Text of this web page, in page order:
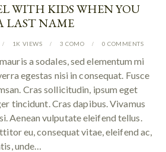
WITH KIDS WHEN YOU
LAST NAME
1K VIEWS 3 COMO 0 COMMENTS
a sodales, sed elementum mi
egestas nisi in consequat. Fusce
Cras sollicitudin, ipsum eget
tincidunt. Cras dapibus. Vivamus
Aenean vulputate eleifend tellus.
eu, consequat vitae, eleifend ac,
unde…